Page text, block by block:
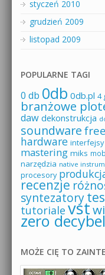
styczeń 2010
grudzień 2009
listopad 2009
POPULARNE TAGI
0 db 0db 0db.pl 4
branżowe
daw dekonstrukcja
soundware
hardware interfejsy
mastering miks
narzędzia native
procesory
recenzje
syntezatory
tutoriale vst
zero
MOŻE CIĘ TO